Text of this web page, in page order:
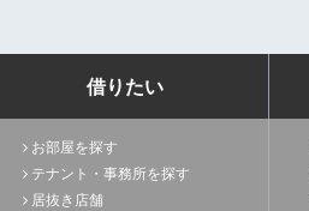
借りたい
お部屋を探す
テナント・事務所を探す
居抜き店舗